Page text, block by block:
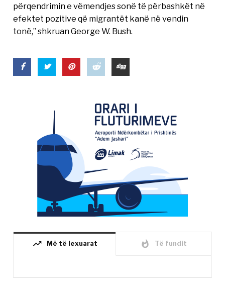
përqendrimin e vëmendjes sonë të përbashkët në
efektet pozitive që migrantët kanë në vendin
tonë,” shkruan George W. Bush.
trending_up Më të lexuarat whatshot Të fundit